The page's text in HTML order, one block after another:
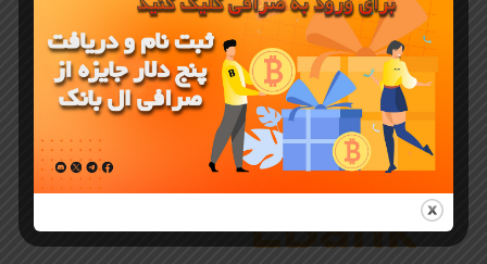
میم کوین
NAILONG (奶
龙) در صرافی
LBank